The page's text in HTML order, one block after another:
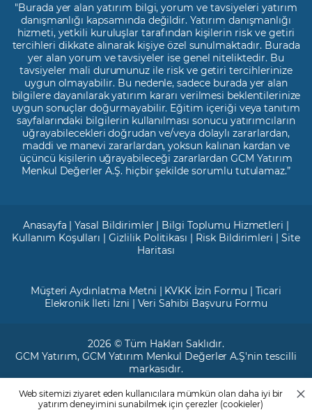
"Burada yer alan yatırım bilgi, yorum ve tavsiyeleri yatırım
danışmanlığı kapsamında değildir. Yatırım danışmanlığı
hizmeti, yetkili kuruluşlar tarafından kişilerin risk ve getiri
tercihleri dikkate alınarak kişiye özel sunulmaktadır. Burada
yer alan yorum ve tavsiyeler ise genel niteliktedir. Bu
tavsiyeler mali durumunuz ile risk ve getiri tercihlerinize
uygun olmayabilir. Bu nedenle, sadece burada yer alan
bilgilere dayanılarak yatırım kararı verilmesi beklentilerinize
uygun sonuçlar doğurmayabilir. Eğitim içeriği veya tanıtım
sayfalarındaki bilgilerin kullanılması sonucu yatırımcıların
uğrayabilecekleri doğrudan ve/veya dolaylı zararlardan,
maddi ve manevi zararlardan, yoksun kalınan kardan ve
üçüncü kişilerin uğrayabileceği zararlardan GCM Yatırım
Menkul Değerler A.Ş. hiçbir şekilde sorumlu tutulamaz.”
Anasayfa |Yasal Bildirimler | Bilgi Toplumu Hizmetleri |
Kullanım Koşulları |Gizlilik Politikası | Risk Bildirimleri |Site
Haritası
Müşteri Aydınlatma Metni | KVKK İzin Formu | Ticari
Elekronik İleti İzni | Veri Sahibi Başvuru Formu
2026 © Tüm Hakları Saklıdır.
GCM Yatırım, GCM Yatırım Menkul Değerler A.Ş'nin tescilli
markasıdır.
Ticari Sicil No: 799649
Web sitemizi ziyaret eden kullanıcılara mümkün olan daha iyi bir
yatırım deneyimini sunabilmek için çerezler (cookieler)